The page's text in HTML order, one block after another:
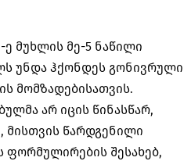
ე მუხლის მე-5 ნაწილი
უნდა ჰქონდეს გონივრული
მომზადებისათვის.
არ იცის წინასწარ,
წარდგენილი
ფორმულირების შესახებ,